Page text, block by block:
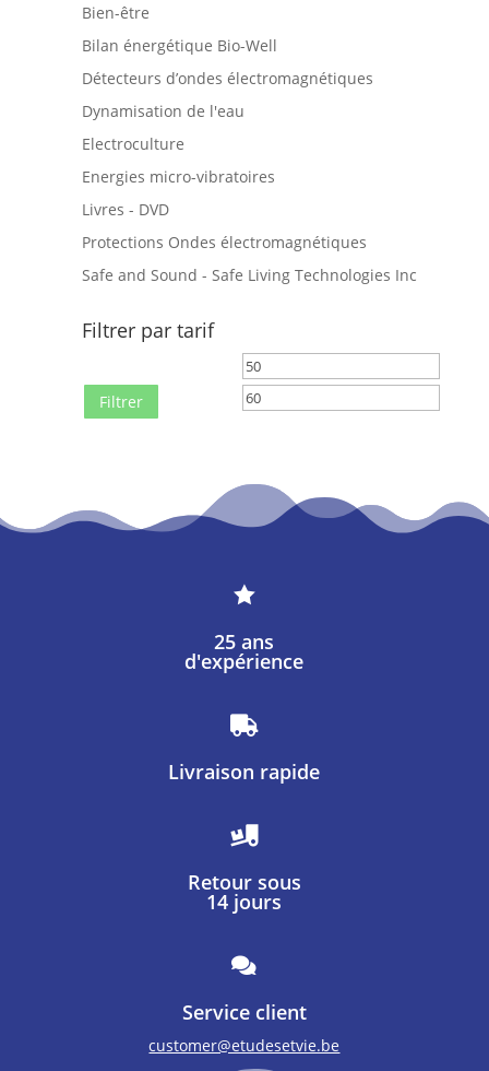
Bien-être
Bilan énergétique Bio-Well
Détecteurs d’ondes électromagnétiques
Dynamisation de l'eau
Electroculture
Energies micro-vibratoires
Livres - DVD
Protections Ondes électromagnétiques
Safe and Sound - Safe Living Technologies Inc
Filtrer par tarif
Prix
min
Filtrer

25 ans
d'expérience

Livraison rapide

Retour sous
14 jours

Service client
customer@etudesetvie.be